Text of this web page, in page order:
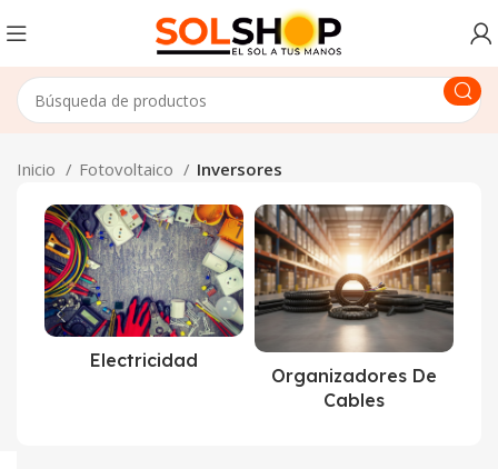
Inicio Fotovoltaico Inversores
Electricidad
Organizadores De
Cables